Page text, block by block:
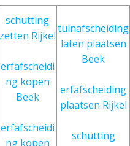
schutting
zetten Rijkel
erfafscheidi
ng kopen
Beek
erfafscheidi
ng kopen
tuinafscheiding
laten plaatsen
Beek
erfafscheiding
plaatsen Rijkel
schutting